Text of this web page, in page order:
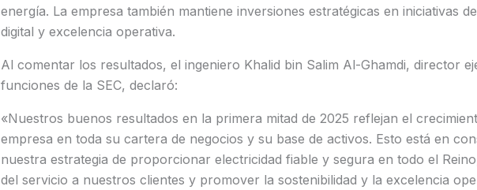
energía. La empresa también mantiene inversiones estratégicas en iniciativas
digital y excelencia operativa.
Al comentar los resultados, el ingeniero Khalid bin Salim Al-Ghamdi, director
funciones de la SEC, declaró:
«Nuestros buenos resultados en la primera mitad de 2025 reflejan el
empresa en toda su cartera de negocios y su base de activos. Esto está en
nuestra estrategia de proporcionar electricidad fiable y segura en todo el
del servicio a nuestros clientes y promover la sostenibilidad y la excelencia